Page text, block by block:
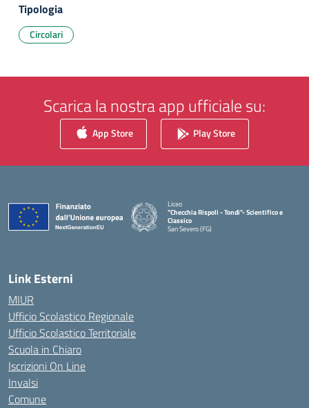
Tipologia
Circolari
Scarica la nostra app ufficiale su:
App Store Play Store
Liceo
"Checchia Rispoli - Tondi"- Scientifico e
Classico
San Severo (FG)
Link Esterni
MIUR
Ufficio Scolastico Regionale
Ufficio Scolastico Territoriale
Scuola in Chiaro
Iscrizioni On Line
Invalsi
Comune